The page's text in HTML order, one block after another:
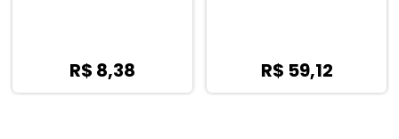
R$ 8,38 R$ 59,12